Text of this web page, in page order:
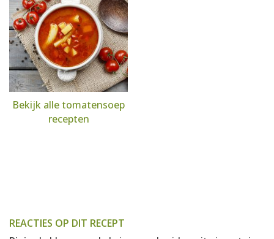
Bekijk alle tomatensoep
recepten
REACTIES OP DIT RECEPT